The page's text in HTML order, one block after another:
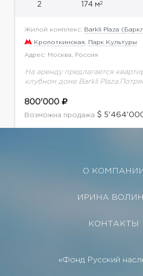
2 174 м2
Жилой комплекс: Barkli Plaza
Кропоткинская, Парк Культуры
Адрес: Москва, Россия
На аренду предлагается
клубном доме Barkli
Правильная функциональная
Просторная гостиная
800'000
Возможна продажа
О КОМПАНИИ
ИРИНА
КОНТАКТЫ
«Фонд Русский